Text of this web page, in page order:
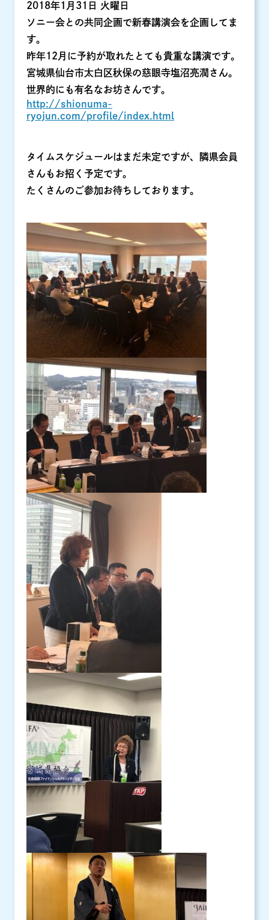
2018年1月31日 火曜日
ソニー会との共同企画で新春講演会を企画してま
す。
昨年12月に予約が取れたとても貴重な講演です。
宮城県仙台市太白区秋保の慈眼寺塩沼亮潤さん。
世界的にも有名なお坊さんです。
http://shionuma-
ryojun.com/profile/index.html
タイムスケジュールはまだ未定ですが、隣県会員
さんもお招く予定です。
たくさんのご参加お待ちしております。